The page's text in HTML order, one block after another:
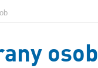
osob